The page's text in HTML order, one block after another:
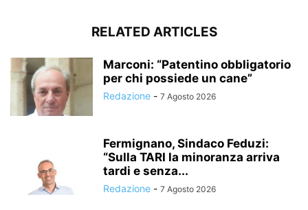
RELATED ARTICLES
Marconi: “Patentino obbligatorio
per chi possiede un cane”
Redazione - 7 Agosto 2026
Fermignano, Sindaco Feduzi:
“Sulla TARI la minoranza arriva
tardi e senza...
Redazione - 7 Agosto 2026